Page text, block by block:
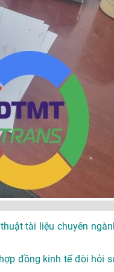
tài liệu chuyên
đồng kinh tế đòi hỏi